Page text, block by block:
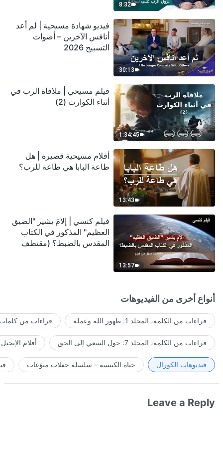
8:32
30:13
فيديو شهادة مسيحية | لم أعد
أنافس الآخرين – أصوات
التسبيح 2026
1:34:45
فيلم مسيحي | ملاقاة الرب في
أثناء الكوارث (2)
13:43
أفلام مسيحية قصيرة | هل
طاعة البابا هي طاعة للرب؟
13:57
فيلم كنسي | إلامَ يشير "الضيق
العظيم" المذكور في الكتاب
المقدس بالضبط؟ (مقتطف
أنواع أخرى من الفيديوهات
قراءات من الكلمة، المجلد 1: ظهور الله وعمله قراءات من كلمات
قراءات من الكلمة، المجلد 7: حول السعي إلى الحق أفلام الإنجيل
فيديوهات الكورال حياة الكنيسة – سلسلة حفلات منوّعات
Leave a Reply